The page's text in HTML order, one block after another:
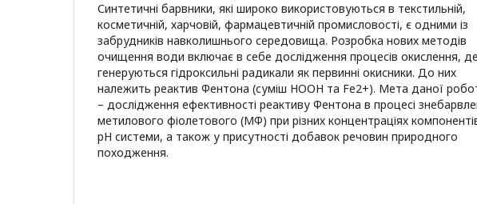
Синтетичні барвники, які широко використовуються в текстильній,
косметичній, харчовій, фармацевтичній промисловості, є одними із
забрудників навколишнього середовища. Розробка нових методів
очищення води включає в себе дослідження процесів окислення, де
генеруються гідроксильні радикали як первинні окисники. До них
належить реактив Фентона (суміш НООН та Fe2+). Мета даної
– дослідження ефективності реактиву Фентона в процесі
метилового фіолетового (МФ) при різних концентраціях
рН системи, а також у присутності добавок речовин природного
походження.